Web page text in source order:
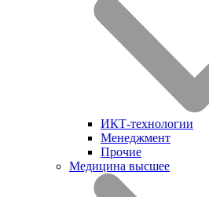
ИКТ-технологии
Менеджмент
Прочие
Медицина высшее